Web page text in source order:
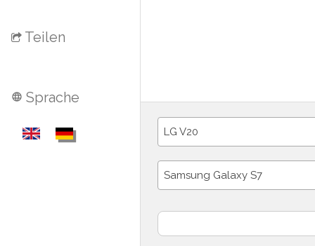
Teilen
language Sprache
LG V20
Samsung Galaxy S7